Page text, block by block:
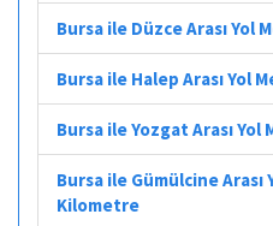
Bursa ile Düzce Arası Yol
Bursa ile Halep Arası Yol
Bursa ile Yozgat Arası
Bursa ile Gümülcine Arası
Kilometre